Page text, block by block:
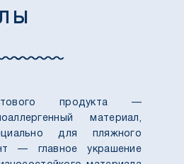
продукта —
материал,
для пляжного
— главное украшение